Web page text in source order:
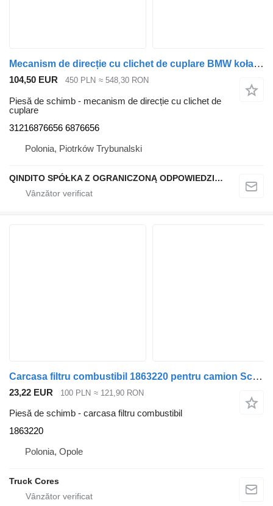
Mecanism de direcție cu clichet de cuplare BMW koła przednia 6876656 przód prawa X5 G05 X6 G06 31216876656 pentru automobil BMW X6 G06 X5 G05
104,50 EUR 450 PLN ≈ 548,30 RON
Piesă de schimb - mecanism de direcție cu clichet de
cuplare
31216876656 6876656
Polonia, Piotrków Trybunalski
QINDITO SPÓŁKA Z OGRANICZONĄ ODPOWIEDZIALNOŚCIĄ
Carcasa filtru combustibil 1863220 pentru camion Scania R
23,22 EUR 100 PLN ≈ 121,90 RON
Piesă de schimb - carcasa filtru combustibil
1863220
Polonia, Opole
Truck Cores